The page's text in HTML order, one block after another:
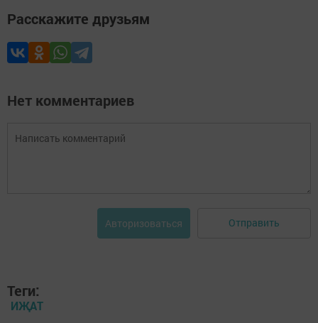
Расскажите друзьям
Нет комментариев
Авторизоваться Отправить
Теги:
ИҖАТ